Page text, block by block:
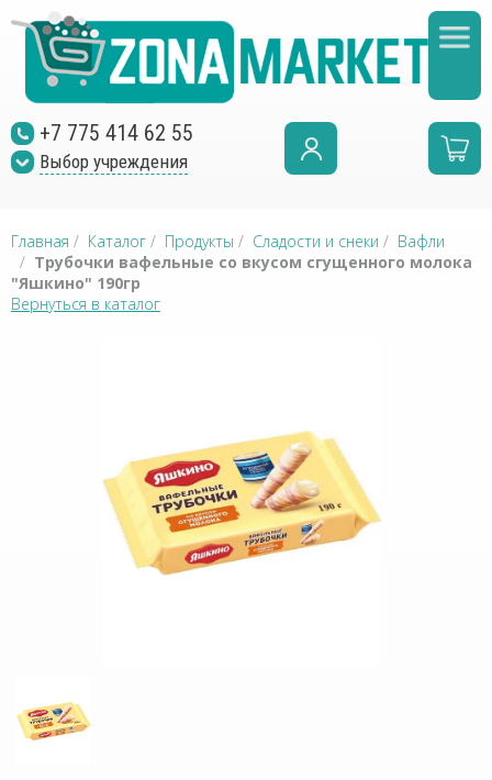
+7 775 414 62 55
Выбор учреждения
Главная / Каталог / Продукты / Сладости и снеки / Вафли
/ Трубочки вафельные со вкусом сгущенного молока
"Яшкино" 190гр
Вернуться в каталог